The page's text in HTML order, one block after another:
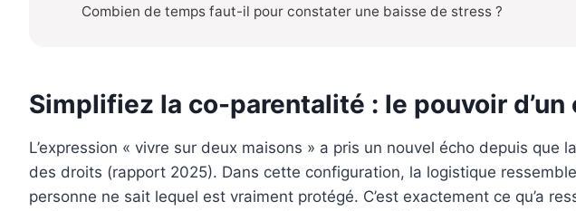
Combien de temps faut-il pour constater une baisse de stress ?
Simplifiez la co-parentalité : le pouvoir
L’expression « vivre sur deux maisons » a pris un nouvel écho depuis
des droits (rapport 2025). Dans cette configuration, la logistique
personne ne sait lequel est vraiment protégé. C’est exactement ce qu’a